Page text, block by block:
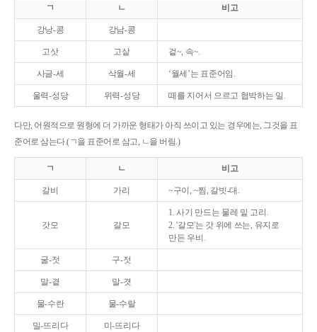
ㄱ ㄴ 비고
강낭-콩 강남-콩
고삿 고샅 겉~, 속~.
사글-세 삭월-세 ‘월세’는 표준어임.
울력-성당 위력-성당 떼를 지어서 으르고 협박하는 일.
다만, 어원적으로 원형에 더 가까운 형태가 아직 쓰이고 있는 경우에는, 그것을 표
준어로 삼는다.(ㄱ을 표준어로 삼고, ㄴ을 버림.)
ㄱ ㄴ 비고
갈비 가리 ~구이, ~찜, 갈빗-대.
갓모 갈모
1. 사기 만드는 물레 밑 고리.
2. '갈모'는 갓 위에 쓰는, 유지로
만든 우비.
굴-젓 구-젓
말-곁 말-겻
물-수란 물-수랄
밀-뜨리다 미-뜨리다